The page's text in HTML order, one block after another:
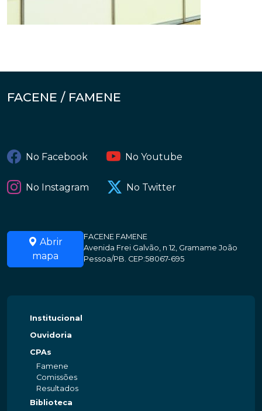
FACENE / FAMENE
No Facebook No Youtube
No Instagram No Twitter
Abrir
mapa
FACENE FAMENE
Avenida Frei Galvão, n 12, Gramame João
Pessoa/PB. CEP:58067-695
Institucional
Ouvidoria
CPAs
Famene
Comissões
Resultados
Biblioteca